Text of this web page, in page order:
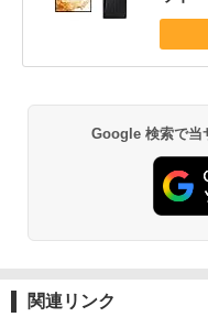
Google 検索で当
関連リンク